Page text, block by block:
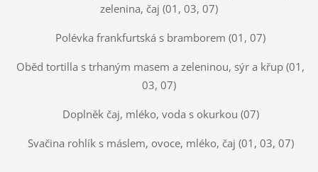
zelenina, čaj (01, 03, 07)
Polévka frankfurtská s bramborem (01, 07)
Oběd tortilla s trhaným masem a zeleninou, sýr a křup (01,
03, 07)
Doplněk čaj, mléko, voda s okurkou (07)
Svačina rohlík s máslem, ovoce, mléko, čaj (01, 03, 07)